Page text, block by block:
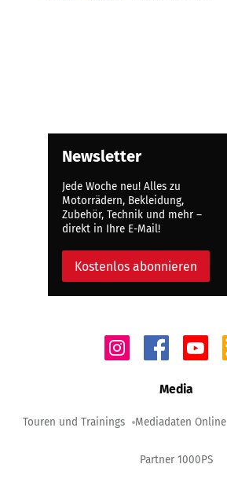
Newsletter
Jede Woche neu! Alles zu
Motorrädern, Bekleidung,
Zubehör, Technik und mehr –
direkt in Ihre E-Mail!
Kostenlos abonnieren
Media
Touren und Trainings Mediadaten Online
Partner 1000PS